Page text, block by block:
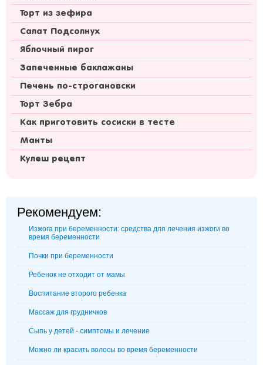
Торт из зефира
Салат Подсолнух
Яблочный пирог
Запеченные баклажаны
Печень по-строгановски
Торт Зебра
Как приготовить сосиски в тесте
Манты
Кулеш рецепт
Рекомендуем:
Изжога при беременности: средства для лечения изжоги во
время беременности
Почки при беременности
Ребенок не отходит от мамы
Воспитание второго ребенка
Массаж для грудничков
Сыпь у детей - симптомы и лечение
Можно ли красить волосы во время беременности